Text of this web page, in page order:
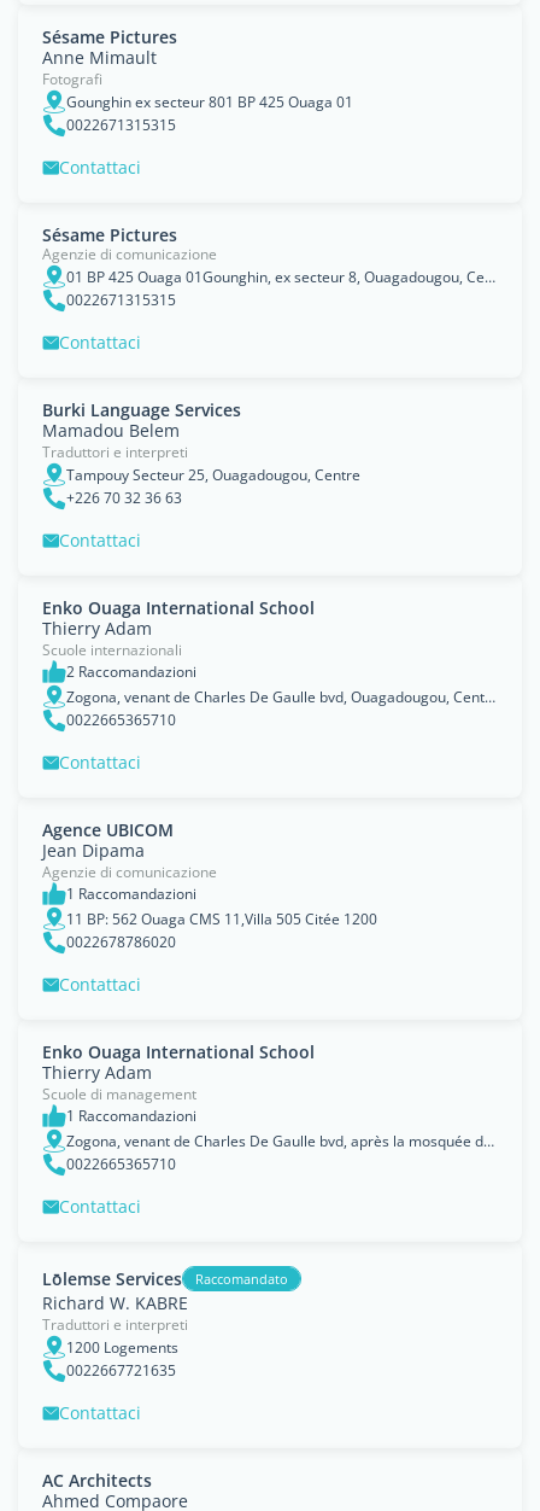
Sésame Pictures
Anne Mimault
Fotografi
Gounghin ex secteur 801 BP 425 Ouaga 01
0022671315315
Contattaci
Sésame Pictures
Agenzie di comunicazione
01 BP 425 Ouaga 01Gounghin, ex secteur 8, Ouagadougou, Centre
0022671315315
Contattaci
Burki Language Services
Mamadou Belem
Traduttori e interpreti
Tampouy Secteur 25, Ouagadougou, Centre
+226 70 32 36 63
Contattaci
Enko Ouaga International School
Thierry Adam
Scuole internazionali
2 Raccomandazioni
Zogona, venant de Charles De Gaulle bvd, Ouagadougou, Centre
0022665365710
Contattaci
Agence UBICOM
Jean Dipama
Agenzie di comunicazione
1 Raccomandazioni
11 BP: 562 Ouaga CMS 11,Villa 505 Citée 1200
0022678786020
Contattaci
Enko Ouaga International School
Thierry Adam
Scuole di management
1 Raccomandazioni
Zogona, venant de Charles De Gaulle bvd, après la mosquée de zogona à gauche., Ouagadougou, Centre
0022665365710
Contattaci
Lōlemse Services Raccomandato
Richard W. KABRE
Traduttori e interpreti
1200 Logements
0022667721635
Contattaci
AC Architects
Ahmed Compaore